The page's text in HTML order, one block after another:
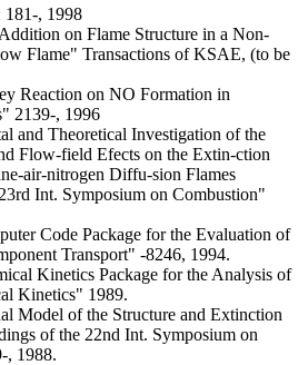
, 1998
on Flame Structure in a Non-
Flame" Transactions of KSAE, (to be
Reaction on NO Formation in
2139-, 1996
and Theoretical Investigation of the
Flow-field Efects on the Extin-ction
air-nitrogen Diffu-sion Flames
Int. Symposium on Combustion"
Code Package for the Evaluation of
Transport" -8246, 1994.
Kinetics Package for the Analysis of
Kinetics" 1989.
Model of the Structure and Extinction
of the 22nd Int. Symposium on
, 1988.